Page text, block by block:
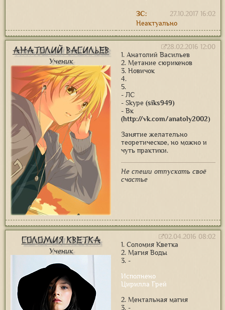
27.10.2017 16:02
ЗС:
Неактуально
Анатолий Васильев
Ученик
28.02.2016 12:00
1. Анатолий Васильев
2. Метание сюрикенов
3. Новичок
4.
5.
- ЛС
- Skype (siks949)
- Вк
(http://vk.com/anatoly2002)
Занятие желательно
теоретическое, но можно и
чуть практики.
Не спеши отпускать своё
счастье
Соломия Кветка
Ученик
02.04.2016 08:02
1. Соломия Кветка
2. Магия Воды
3. -
Исполнено
Цирилла Грей
2. Ментальная магия
3. -